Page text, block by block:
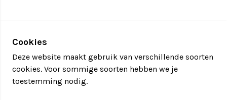
Cookies
Deze website maakt gebruik van verschillende soorten
cookies. Voor sommige soorten hebben we je
toestemming nodig.